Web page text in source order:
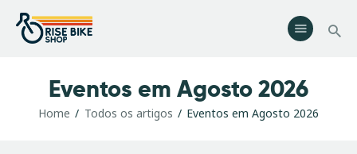
Eventos em Agosto 2026
Home Todos os artigos Eventos em Agosto 2026
Serviços